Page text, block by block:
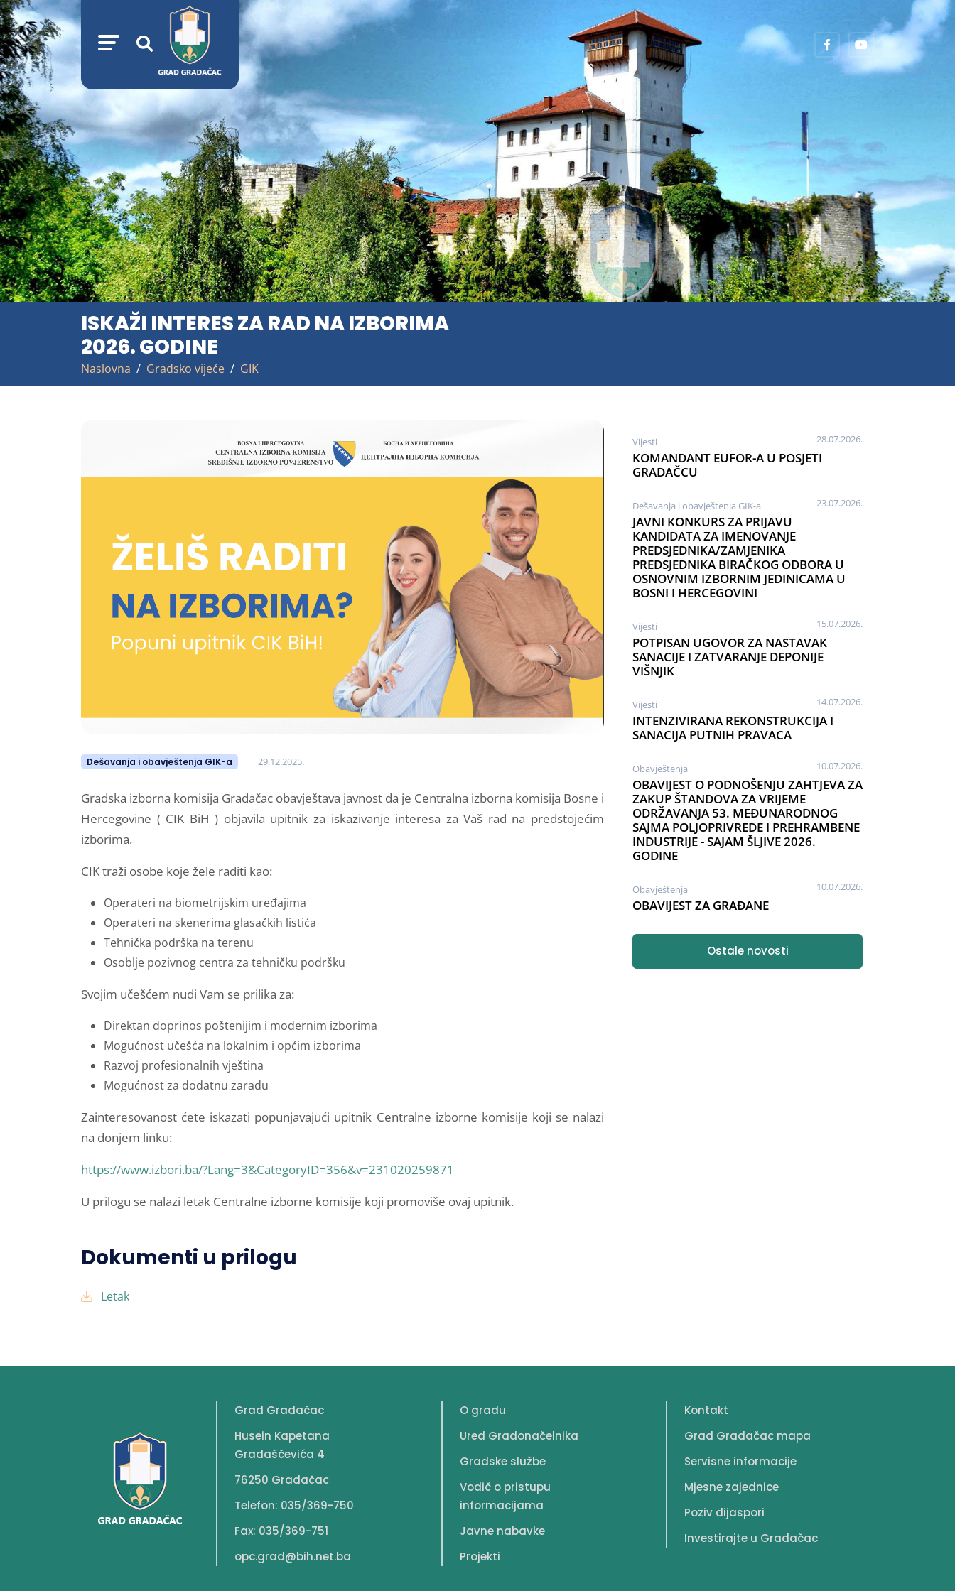
ISKAŽI INTERES ZA RAD NA IZBORIMA
2026. GODINE
Naslovna Gradsko vijeće GIK
Dešavanja i obavještenja GIK-a 29.12.2025.
Gradska izborna komisija Gradačac obavještava javnost da je Centralna izborna komisija Bosne i
Hercegovine ( CIK BiH ) objavila upitnik za iskazivanje interesa za Vaš rad na predstojećim
izborima.
CIK traži osobe koje žele raditi kao:
Operateri na biometrijskim uređajima
Operateri na skenerima glasačkih listića
Tehnička podrška na terenu
Osoblje pozivnog centra za tehničku podršku
Svojim učešćem nudi Vam se prilika za:
Direktan doprinos poštenijim i modernim izborima
Mogućnost učešća na lokalnim i općim izborima
Razvoj profesionalnih vještina
Mogućnost za dodatnu zaradu
Zainteresovanost ćete iskazati popunjavajući upitnik Centralne izborne komisije koji se nalazi
na donjem linku:
https://www.izbori.ba/?Lang=3&CategoryID=356&v=231020259871
U prilogu se nalazi letak Centralne izborne komisije koji promoviše ovaj upitnik.
Dokumenti u prilogu
Letak
Vijesti 28.07.2026.
KOMANDANT EUFOR-A U POSJETI
GRADAČCU
Dešavanja i obavještenja GIK-a 23.07.2026.
JAVNI KONKURS ZA PRIJAVU
KANDIDATA ZA IMENOVANJE
PREDSJEDNIKA/ZAMJENIKA
PREDSJEDNIKA BIRAČKOG ODBORA U
OSNOVNIM IZBORNIM JEDINICAMA U
BOSNI I HERCEGOVINI
Vijesti 15.07.2026.
POTPISAN UGOVOR ZA NASTAVAK
SANACIJE I ZATVARANJE DEPONIJE
VIŠNJIK
Vijesti 14.07.2026.
INTENZIVIRANA REKONSTRUKCIJA I
SANACIJA PUTNIH PRAVACA
Obavještenja 10.07.2026.
OBAVIJEST O PODNOŠENJU ZAHTJEVA ZA
ZAKUP ŠTANDOVA ZA VRIJEME
ODRŽAVANJA 53. MEĐUNARODNOG
SAJMA POLJOPRIVREDE I PREHRAMBENE
INDUSTRIJE - SAJAM ŠLJIVE 2026.
GODINE
Obavještenja 10.07.2026.
OBAVIJEST ZA GRAĐANE
Ostale novosti
Grad Gradačac
Husein Kapetana
Gradaščevića 4
76250 Gradačac
Telefon: 035/369-750
Fax: 035/369-751
opc.grad@bih.net.ba
O gradu
Ured Gradonačelnika
Gradske službe
Vodič o pristupu
informacijama
Javne nabavke
Projekti
Kontakt
Grad Gradačac mapa
Servisne informacije
Mjesne zajednice
Poziv dijaspori
Investirajte u Gradačac